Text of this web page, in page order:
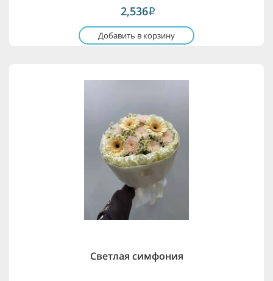
2,536i
Добавить в корзину
Светлая симфония